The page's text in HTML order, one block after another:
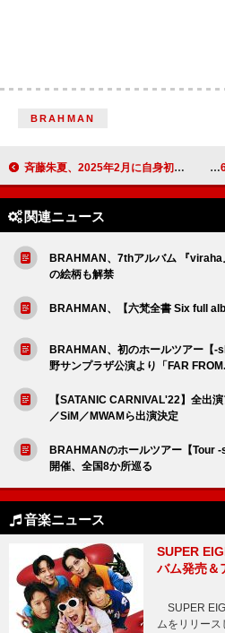
BRAHMAN
斉藤朱夏、2025年2月に自身初となる韓国単独ライブ開催決定
関連ニュース
BRAHMAN、7thアルバム 『viraha
の絵柄も解禁
BRAHMAN、【六梵全書 Six full
BRAHMAN、初のホールツアー【-
野サンプラザ公演より「FAR
【SATANIC CARNIVAL'22】全
／SiM／MWAMら出演決定
BRAHMANのホールツアー【Tour
開催、全国8か所巡る
音楽ニュース
SUPER
バム発売＆
SUPER
ムをリリース